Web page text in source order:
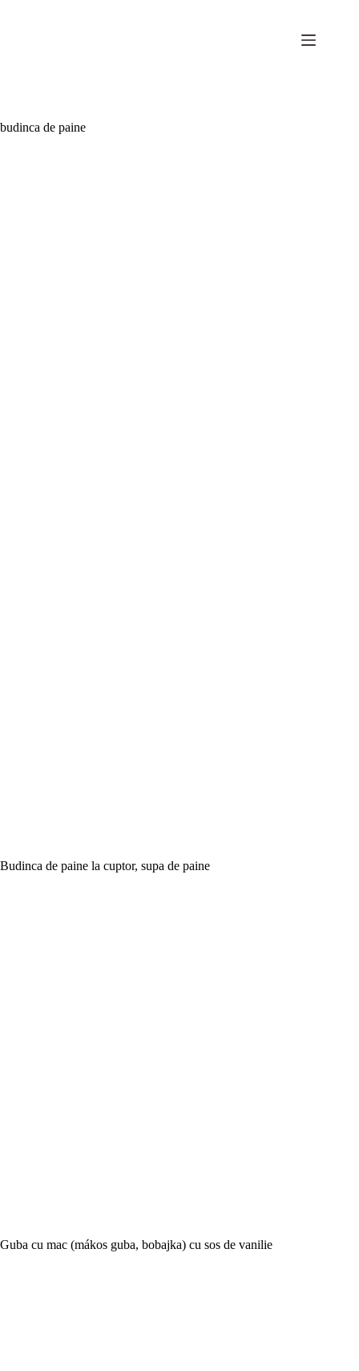
budinca de paine
Budinca de paine la cuptor, supa de paine
Guba cu mac (mákos guba, bobajka) cu sos de vanilie